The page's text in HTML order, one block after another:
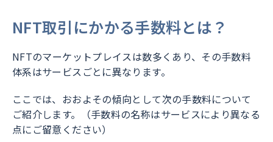
NFT取引にかかる手数料とは？
NFTのマーケットプレイスは数多くあり、その手数料
体系はサービスごとに異なります。
ここでは、おおよその傾向として次の手数料について
ご紹介します。（手数料の名称はサービスにより異なる
点にご留意ください）